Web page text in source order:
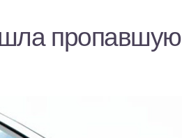
пропавшую